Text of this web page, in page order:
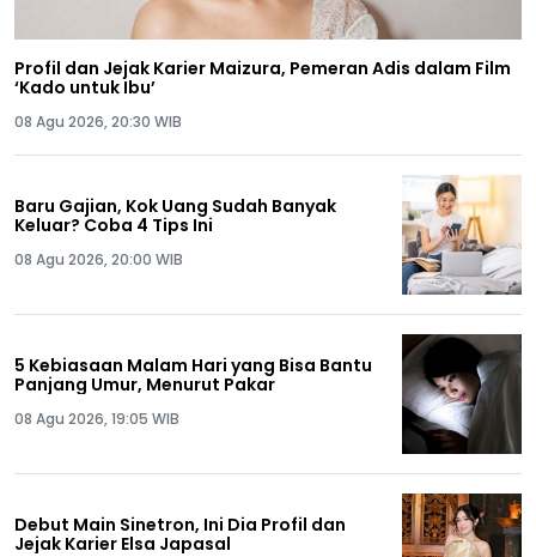
Profil dan Jejak Karier Maizura, Pemeran Adis dalam Film
‘Kado untuk Ibu’
08 Agu 2026, 20:30 WIB
Baru Gajian, Kok Uang Sudah Banyak
Keluar? Coba 4 Tips Ini
08 Agu 2026, 20:00 WIB
5 Kebiasaan Malam Hari yang Bisa Bantu
Panjang Umur, Menurut Pakar
08 Agu 2026, 19:05 WIB
Debut Main Sinetron, Ini Dia Profil dan
Jejak Karier Elsa Japasal